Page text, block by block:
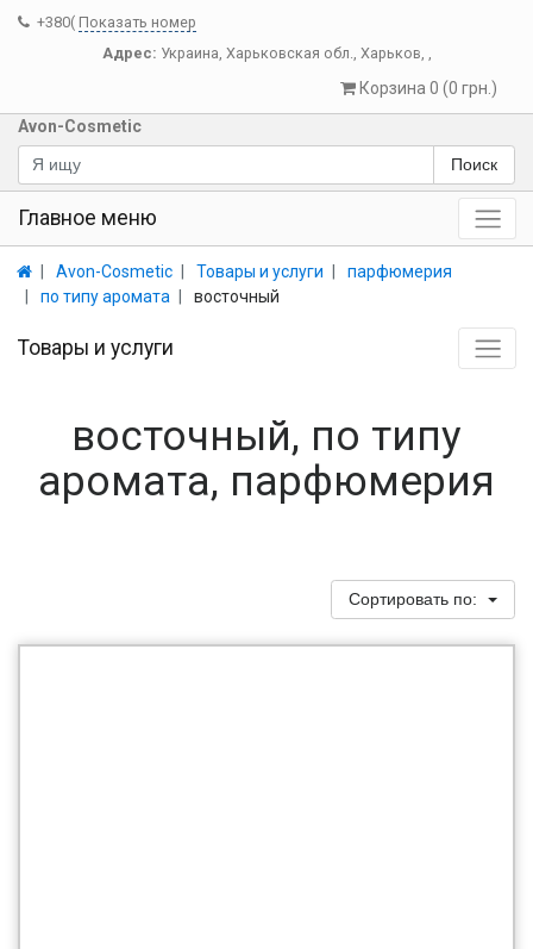
+380( Показать номер
Адрес: Украина, Харьковская обл., Харьков, ,
Корзина 0 (0 грн.)
Avon-Cosmetic
Поиск
Главное меню
Avon-Cosmetic Товары и услуги
парфюмерия
по типу аромата
восточный
Товары и услуги
восточный, по типу
аромата, парфюмерия
Сортировать по: